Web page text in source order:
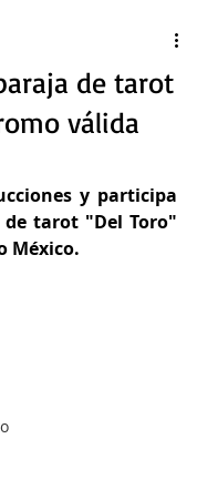
de tarot
válida
y participa
tarot "Del Toro"
México.